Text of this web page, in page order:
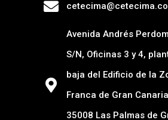
Avenida Andrés
S/N, Oficinas 3 y 4,
baja del Edificio de la
Franca de Gran
35008 Las Palmas de